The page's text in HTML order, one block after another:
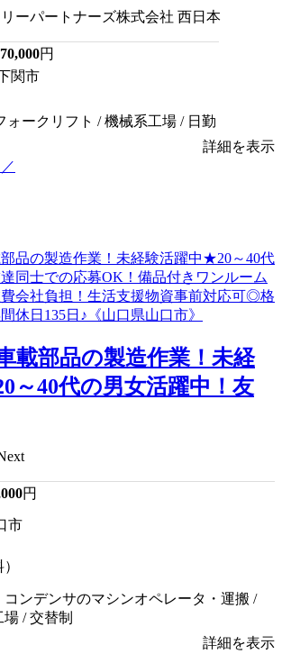
ーパートナーズ株式会社 西日本
円
関市
ォークリフト / 機械系工場 / 日勤
詳細を表示
載部品の製造作業！未経
～40代の男女活躍中！友
円
市
コンデンサのマシンオペレータ・運搬 /
/ 交替制
詳細を表示